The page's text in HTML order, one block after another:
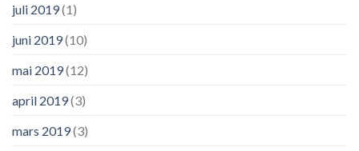
juli 2019(1)
juni 2019(10)
mai 2019(12)
april 2019(3)
mars 2019(3)